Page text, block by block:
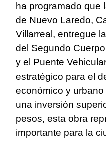
ha programado que
de Nuevo Laredo,
Villarreal, entregue
del Segundo
y el Puente
estratégico para el
económico y
una inversión
pesos, esta obra
importante para la